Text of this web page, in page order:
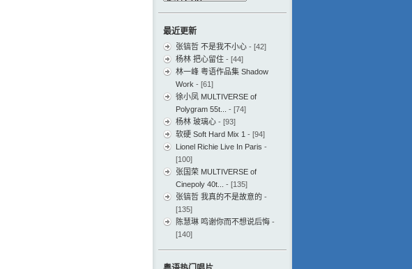
档
最近更新
张镐哲 不是我不小心 - [42]
杨林 把心留住 - [44]
林一峰 粤语作品集 Shadow
Work - [61]
徐小凤 MULTIVERSE of
Polygram 55t...
- [74]
杨林 玻璃心 - [93]
软硬 Soft Hard Mix 1 - [94]
Lionel Richie Live In Paris -
[100]
张国荣 MULTIVERSE of
Cinepoly 40t...
- [135]
张镐哲 我真的不是故意的 -
[135]
陈慧琳 鸣谢你而不想说后悔 -
[140]